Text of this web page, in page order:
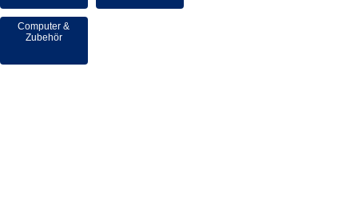
Computer &
Zubehör